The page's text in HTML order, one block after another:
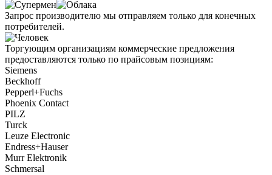
Запрос производителю мы отправляем только для конечных
потребителей.
Торгующим организациям коммерческие предложения
предоставляются только по прайсовым позициям:
Siemens
Beckhoff
Pepperl+Fuchs
Phoenix Contact
PILZ
Turck
Leuze Electronic
Endress+Hauser
Murr Elektronik
Schmersal